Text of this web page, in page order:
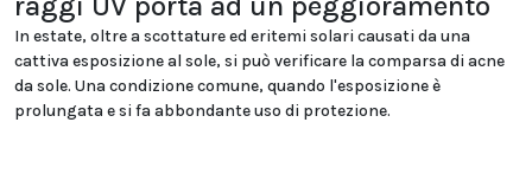
In estate, oltre a scottature ed eritemi solari causati da una
cattiva esposizione al sole, si può verificare la comparsa di acne
da sole. Una condizione comune, quando l'esposizione è
prolungata e si fa abbondante uso di protezione.